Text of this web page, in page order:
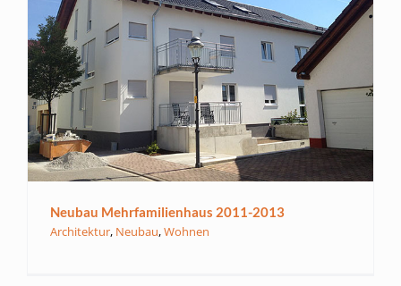
Neubau Mehrfamilienhaus 2011-2013
Architektur, Neubau,Wohnen